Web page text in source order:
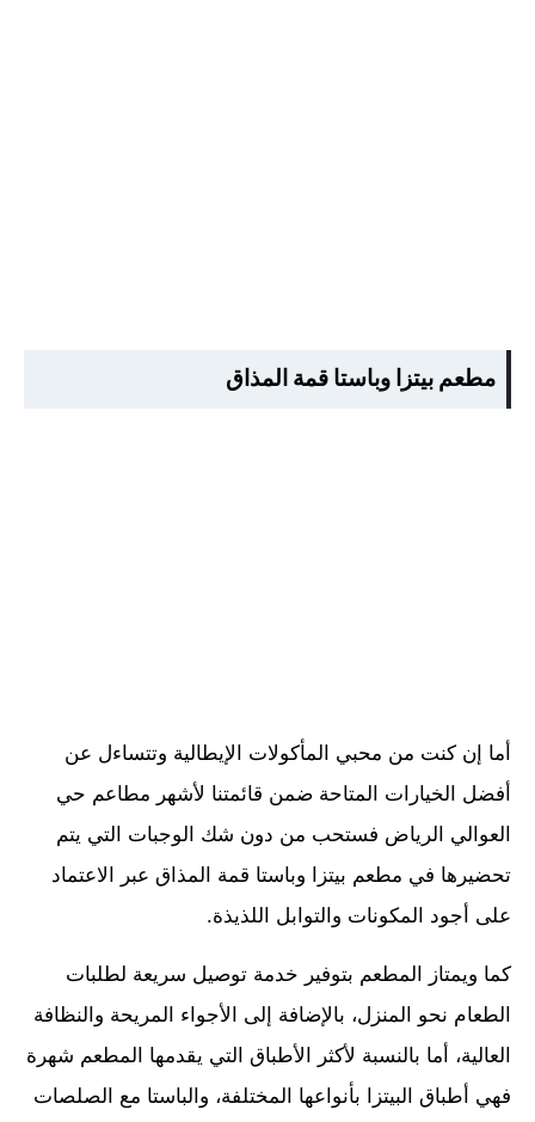
مطعم بيتزا وباستا قمة المذاق
أما إن كنت من محبي المأكولات الإيطالية وتتساءل عن
أفضل الخيارات المتاحة ضمن قائمتنا لأشهر مطاعم حي
العوالي الرياض فستحب من دون شك الوجبات التي يتم
تحضيرها في مطعم بيتزا وباستا قمة المذاق عبر الاعتماد
على أجود المكونات والتوابل اللذيذة.
كما ويمتاز المطعم بتوفير خدمة توصيل سريعة لطلبات
الطعام نحو المنزل، بالإضافة إلى الأجواء المريحة والنظافة
العالية، أما بالنسبة لأكثر الأطباق التي يقدمها المطعم شهرة
فهي أطباق البيتزا بأنواعها المختلفة، والباستا مع الصلصات